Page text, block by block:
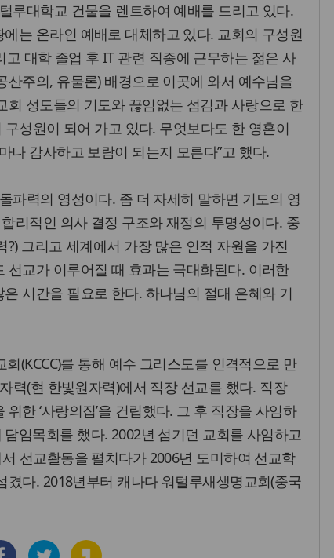
루대학교 건물을 렌트하여 예배를 드리고 있다.
는 온라인 예배로 대체하고 있다. 교회의 구성원
대학 졸업 후 IT 관련 직종에 근무하는 젊은 사
주의, 유물론) 배경으로 이곳에 와서 예수님을
성도들의 기도와 끊임없는 섬김과 사랑으로 한
성원이 되어 가고 있다. 무엇보다도 한 영혼이
나 감사하고 보람이 되는지 모른다”고 했다.
파력의 영성이다. 좀 더 자세히 말하면 기도의 영
리적인 의사 결정 구조와 재정의 투명성이다. 중
그리고 세계에서 가장 많은 인적 자원을 가진
교가 이루어질 때 효과는 극대화된다. 이러한
시간을 필요로 한다. 하나님의 절대 은혜와 기
(KCCC)를 통해 예수 그리스도를 인격적으로 만
력(현 한빛원자력)에서 직장 선교를 했다. 직장
한 ‘사랑의집’을 건립했다. 그 후 직장을 사임하
임목회를 했다. 2002년 섬기던 교회를 사임하고
선교활동을 펼치다가 2006년 도미하여 선교학
다. 2018년부터 캐나다 워털루새생명교회(중국